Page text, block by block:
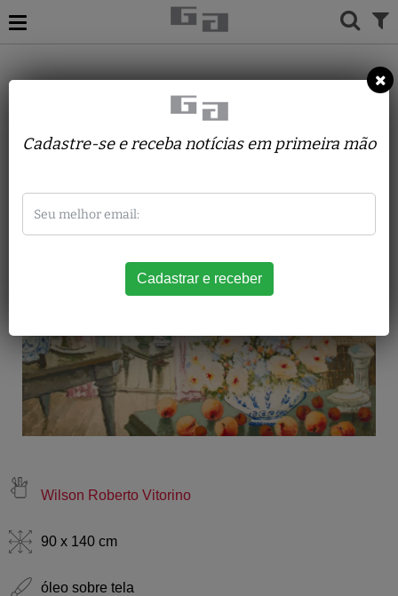
WILSON ROBERTO VITORINO
INTERIOR C/ CORTINA ROSADA
Wilson Roberto Vitorino
90 x 140 cm
óleo sobre tela
Cadastre-se e receba notícias em primeira mão